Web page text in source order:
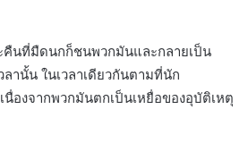
คืนที่มืดนกก็ชนพวกมันและกลายเป็น
านั้น ในเวลาเดียวกันตามที่นัก
องจากพวกมันตกเป็นเหยื่อของอุบัติเหตุ